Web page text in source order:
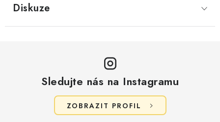
Diskuze
Sledujte nás na Instagramu
ZOBRAZIT PROFIL